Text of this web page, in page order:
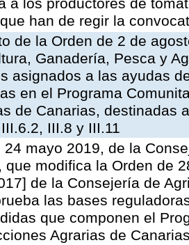
a los productores de
han de regir la
de la Orden de 2 de
Ganadería, Pesca y
asignados a las ayudas
en el Programa
de Canarias, destinadas
III.8 y III.11
24 mayo 2019, de la
que modifica la Orden de
de la Consejería de
las bases
que componen el
Agrarias de